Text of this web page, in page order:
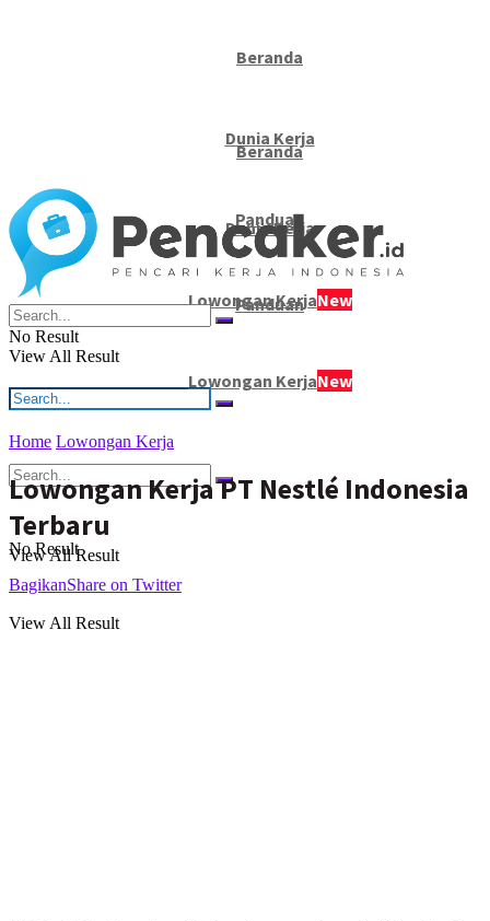
Beranda
Dunia Kerja
Panduan
Lowongan KerjaNew
No Result
View All Result
Beranda
Dunia Kerja
Panduan
Lowongan KerjaNew
No Result
View All Result
No Result
View All Result
Home Lowongan Kerja
Lowongan Kerja PT Nestlé Indonesia
Terbaru
BagikanShare on Twitter